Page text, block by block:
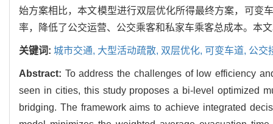
始方案相比，本文模型进行双层优化所得最终方案，可变
率，降低了公交运营、公交乘客和私家车乘客总成本。本
关键词: 城市交通, 大型活动疏散, 双层优化, 可变车道, 公交
Abstract: To address the challenges of low efficiency
seen in cities, this study proposes a bi-level optimized
bridging. The framework aims to achieve integrated